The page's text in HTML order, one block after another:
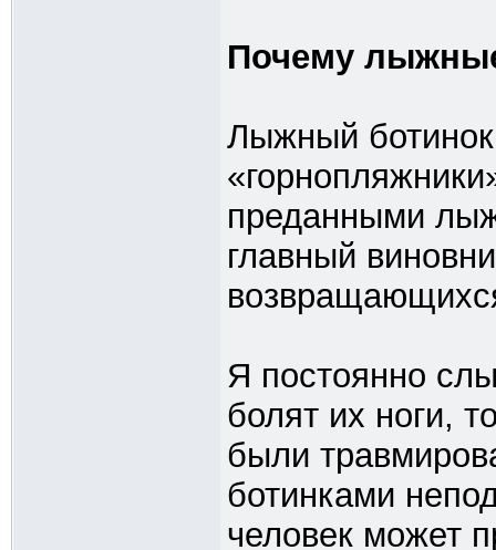
Почему
Лыжный
преданными
главный
Я постоянно
болят их ноги,
были
ботинками
человек может